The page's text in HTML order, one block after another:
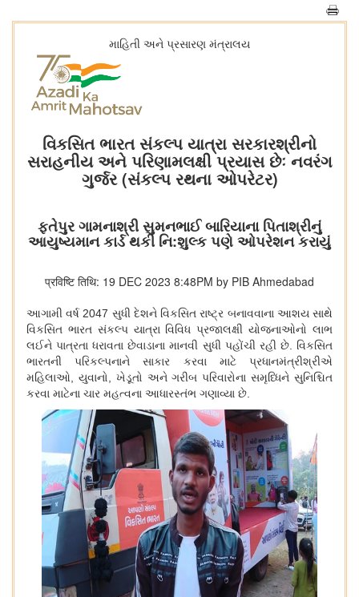
માહિતી અને પ્રસારણ મંત્રાલય
વિકસિત ભારત સંકલ્પ યાત્રા સરકારશ્રીનો
સરાહનીય અને પરિણામલક્ષી પ્રયાસ છેઃ નવરંગ
ગુર્જર (સંકલ્પ રથના ઓપરેટર)
ફતેપુર ગામનાશ્રી સુમનભાઈ બારિયાના પિતાશ્રીનું
આયુષ્યમાન કાર્ડ થકી નિ:શુલ્ક પણે ઓપરેશન કરાયું
प्रविष्टि तिथि: 19 DEC 2023 8:48PM by PIB Ahmedabad
આગામી વર્ષ 2047 સુધી દેશને વિકસિત રાષ્ટ્ર બનાવવાના આશય સાથે
વિકસિત ભારત સંકલ્પ યાત્રા વિવિધ પ્રજાલક્ષી યોજનાઓનો લાભ
લઈને પાત્રતા ધરાવતા છેવાડાના માનવી સુધી પહોંચી રહી છે. વિકસિત
ભારતની પરિકલ્પનાને સાકાર કરવા માટે પ્રધાનમંત્રીશ્રીએ
મહિલાઓ, યુવાનો, ખેડૂતો અને ગરીબ પરિવારોના સમૃધ્ધિને સુનિશ્ચિત
કરવા માટેના ચાર મહત્વના આધારસ્તંભ ગણાવ્યા છે.